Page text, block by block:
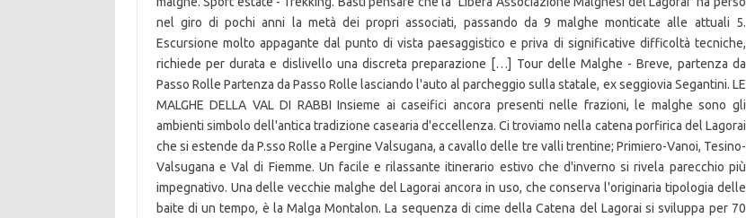
nel giro di pochi anni la metà dei propri associati, passando da 9 malghe monticate alle attuali 5.
Escursione molto appagante dal punto di vista paesaggistico e priva di significative difficoltà tecniche,
richiede per durata e dislivello una discreta preparazione […] Tour delle Malghe - Breve, partenza da
Passo Rolle Partenza da Passo Rolle lasciando l'auto al parcheggio sulla statale, ex seggiovia Segantini. LE
MALGHE DELLA VAL DI RABBI Insieme ai caseifici ancora presenti nelle frazioni, le malghe sono gli
ambienti simbolo dell'antica tradizione casearia d'eccellenza. Ci troviamo nella catena porfirica del Lagorai
che si estende da P.sso Rolle a Pergine Valsugana, a cavallo delle tre valli trentine; Primiero-Vanoi, Tesino-
Valsugana e Val di Fiemme. Un facile e rilassante itinerario estivo che d'inverno si rivela parecchio più
impegnativo. Una delle vecchie malghe del Lagorai ancora in uso, che conserva l'originaria tipologia delle
baite di un tempo, è la Malga Montalon. La sequenza di cime della Catena del Lagorai si sviluppa per 70